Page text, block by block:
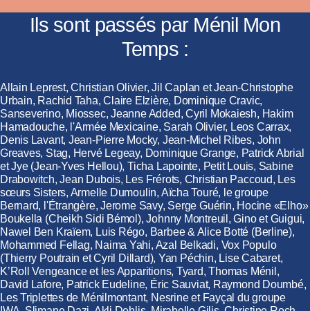
Ils sont passés par Ménil Mon
Temps :
Allain Leprest, Christian Olivier, Jil Caplan et Jean-Christophe
Urbain, Rachid Taha, Claire Elzière, Dominique Cravic,
Sanseverino, Miossec, Jeanne Added, Cyril Mokaiesh, Hakim
Hamadouche, l'Armée Mexicaine, Sarah Olivier, Leos Carrax,
Denis Lavant, Jean-Pierre Mocky, Jean-Michel Ribes, John
Greaves, Stag, Hervé Legeay, Dominique Grange, Patrick Abrial
et Jye (Jean-Yves Hellou), Ticha Lapointe, Petit Louis, Sabine
Drabowitch, Jean Dubois, Les Frérots, Christian Paccoud, Les
sœurs Sisters, Armelle Dumoulin, Aïcha Touré, le groupe
Bernard, l'Étrangère, Jerome Savy, Serge Guérin, Hocine «Elho»
Boukella (Cheikh Sidi Bémol), Johnny Montreuil, Gino et Guigui,
Nawel Ben Kraïem, Luis Régo, Barbee & Alice Botté (Berline),
Mohammed Fellag, Naima Yahi, Azal Belkadi, Vox Populo
(Thierry Poutrain et Cyril Dillard), Yan Péchin, Lise Cabaret,
K’Roll Vengeance et les Apparitions, Tyard, Thomas Ménil,
David Lafore, Patrick Eudeline, Éric Sauviat, Raymond Doumbé,
Les Triplettes de Ménilmontant, Nesrine et Fayçal du groupe